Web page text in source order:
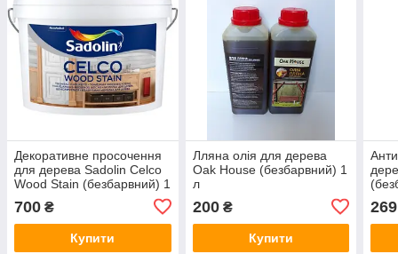
Декоративне просочення
для дерева Sadolin Celco
Wood Stain (безбарвний) 1
700 ₴
Купити
Лляна олія для дерева
Oak House (безбарвний) 1
л
200₴
Купити
269